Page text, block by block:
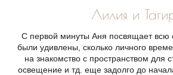
Лилия и
С первой минуты Аня посвящает всю
были удивлены, сколько личного
на знакомство с пространством для
освещение и тд. еще задолго до